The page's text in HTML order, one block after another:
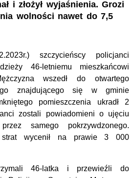
i złożył wyjaśnienia. Grozi
wolności nawet do 7,5
szczycieńscy policjanci
46-letniemu mieszkańcowi
wszedł do otwartego
znajdującego się w gminie
pomieszczenia ukradł 2
zostali powiadomieni o ujęciu
samego pokrzywdzonego.
strat wycenił na prawie 3 000
46-latka i przewieźli do